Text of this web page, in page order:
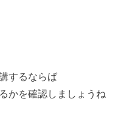
するならば
かを確認しましょうね